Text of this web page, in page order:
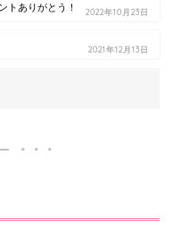
トありがとう！ 2022年10月23日
2021年12月13日